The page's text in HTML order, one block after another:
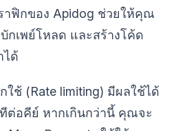
าฟิกของ Apidog ช่วยให้คุณ
กเพย์โหลด และสร้างโค้ด
ได้
ใช้ (Rate limiting) มีผลใช้ได้
ต่อคีย์ หากเกินกว่านี้ คุณจะ